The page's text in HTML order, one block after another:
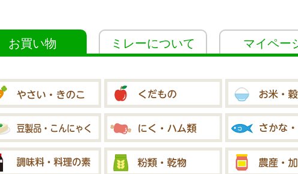
お買い物 ミレーについて マイペー